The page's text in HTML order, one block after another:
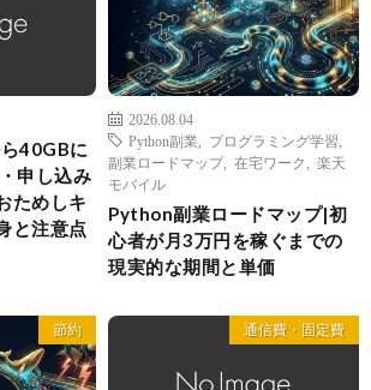
40GBに
申し込み
ためしキ
と注意点
2026.08.04
Python副業
プログラミング学習
副業ロードマップ, 在宅ワーク
楽天
モバイル
Python副業ロードマップ|初
心者が月3万円を稼ぐまでの
現実的な期間と単価
節約 通信費・固定費